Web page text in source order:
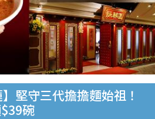
堅守三代擔擔麵始祖！
碗